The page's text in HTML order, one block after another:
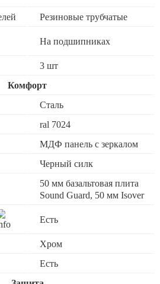
Резиновые трубчатые
На подшипниках
3 шт
Комфорт
Сталь
ral 7024
МДФ панель с зеркалом
Черный силк
50 мм базальтовая плита
Sound Guard, 50 мм Isover
Есть
Хром
Есть